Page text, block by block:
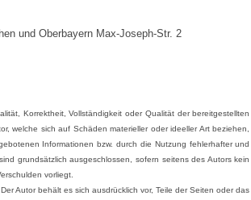
und Oberbayern Max-Joseph-Str. 2
Korrektheit, Vollständigkeit oder Qualität der bereitgestellten
welche sich auf Schäden materieller oder ideeller Art beziehen,
Informationen bzw. durch die Nutzung fehlerhafter und
grundsätzlich ausgeschlossen, sofern seitens des Autors kein
vorliegt.
Autor behält es sich ausdrücklich vor, Teile der Seiten oder das